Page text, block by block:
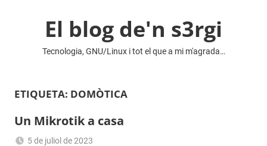
El blog de'n s3rgi
Tecnologia, GNU/Linux i tot el que a mi m'agrada…
ETIQUETA: DOMÒTICA
Un Mikrotik a casa
5 de juliol de 2023